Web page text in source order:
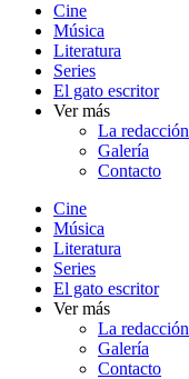
Cine
Música
Literatura
Series
El gato escritor
Ver más
La redacción
Galería
Contacto
Cine
Música
Literatura
Series
El gato escritor
Ver más
La redacción
Galería
Contacto